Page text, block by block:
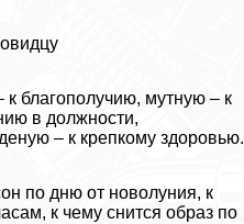
благополучию, мутную – к
в должности,
– к крепкому здоровью.
по дню от новолуния, к
к чему снится образ по